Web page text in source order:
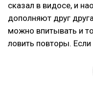
сказал в видосе, и
дополняют друг
можно впитывать и
ловить повторы. Если